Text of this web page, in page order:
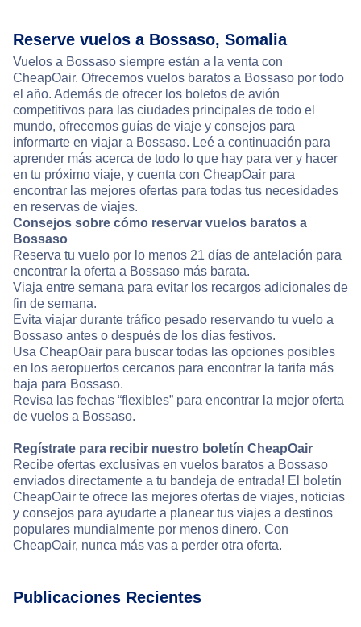
Reserve vuelos a Bossaso, Somalia
Vuelos a Bossaso siempre están a la venta con
CheapOair. Ofrecemos vuelos baratos a Bossaso por todo
el año. Además de ofrecer los boletos de avión
competitivos para las ciudades principales de todo el
mundo, ofrecemos guías de viaje y consejos para
informarte en viajar a Bossaso. Leé a continuación para
aprender más acerca de todo lo que hay para ver y hacer
en tu próximo viaje, y cuenta con CheapOair para
encontrar las mejores ofertas para todas tus necesidades
en reservas de viajes.
Consejos sobre cómo reservar vuelos baratos a
Bossaso
Reserva tu vuelo por lo menos 21 días de antelación para
encontrar la oferta a Bossaso más barata.
Viaja entre semana para evitar los recargos adicionales de
fin de semana.
Evita viajar durante tráfico pesado reservando tu vuelo a
Bossaso antes o después de los días festivos.
Usa CheapOair para buscar todas las opciones posibles
en los aeropuertos cercanos para encontrar la tarifa más
baja para Bossaso.
Revisa las fechas “flexibles” para encontrar la mejor oferta
de vuelos a Bossaso.
Regístrate para recibir nuestro boletín CheapOair
Recibe ofertas exclusivas en vuelos baratos a Bossaso
enviados directamente a tu bandeja de entrada! El boletín
CheapOair te ofrece las mejores ofertas de viajes, noticias
y consejos para ayudarte a planear tus viajes a destinos
populares mundialmente por menos dinero. Con
CheapOair, nunca más vas a perder otra oferta.
Publicaciones Recientes